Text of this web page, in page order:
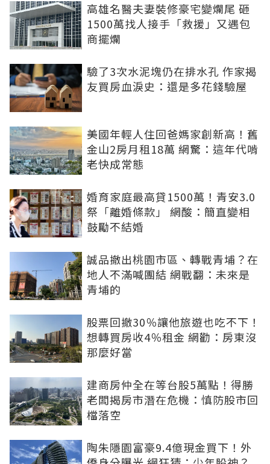
高雄名醫夫妻裝修豪宅變爛尾 砸
1500萬找人接手「救援」又遇包
商擺爛
驗了3次水泥塊仍在排水孔 作家揭
友買房血淚史：還是多花錢驗屋
美國年輕人住回爸媽家創新高！舊
金山2房月租18萬 網驚：這年代啃
老快成常態
婚育家庭最高貸1500萬！青安3.0
祭「離婚條款」 網酸：簡直變相
鼓勵不結婚
誠品撤出桃園市區、轉戰青埔？在
地人不滿喊團結 網戰翻：未來是
青埔的
股票回撤30％讓他旅遊也吃不下！
想轉買房收4％租金 網勸：房東沒
那麼好當
建商房仲全在等台股5萬點！得勝
老闆揭房市潛在危機：慎防股市回
檔落空
陶朱隱園富豪9.4億現金買下！外